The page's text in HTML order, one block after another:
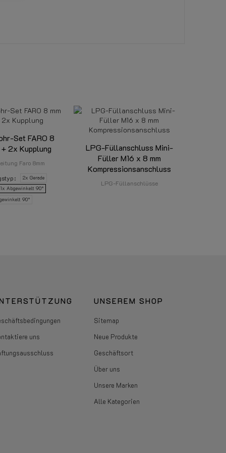
Set FARO 8
2x Kupplung
Faro 8mm
2x Gerade
Abgewinkelt 90°
90°
LPG-Füllanschluss Mini-
Füller M16 x 8 mm
Kompressionsanschluss
LPG-Füllanschlüsse
uns
UNSEREM SHOP
Sitemap
Neue Produkte
Geschäftsort
Über uns
Unsere Marken
Alle Kategorien